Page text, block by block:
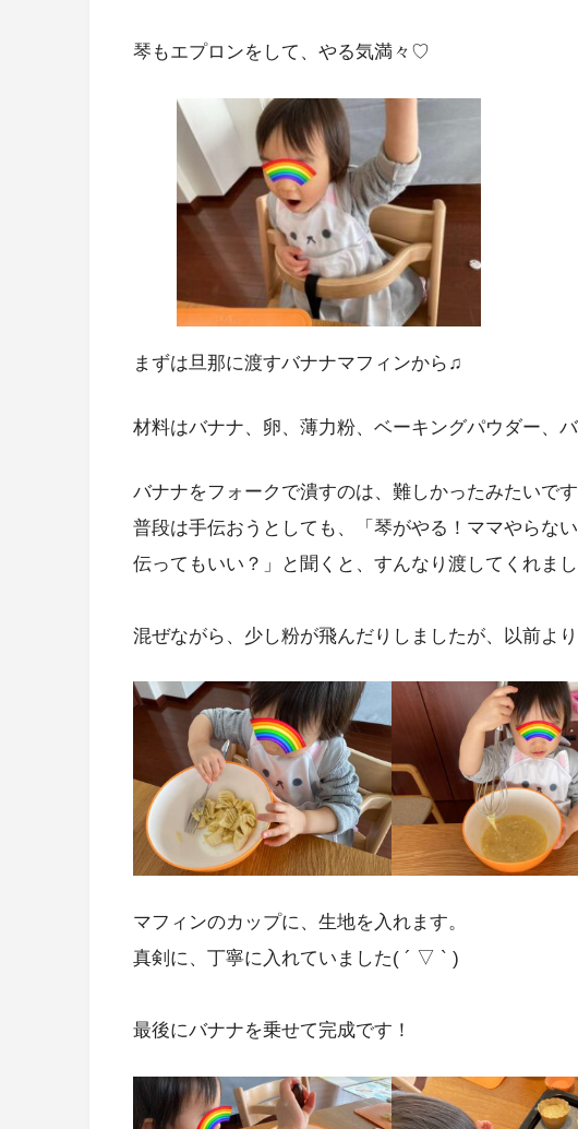
琴もエプロンをして、やる気満々♡
まずは旦那に渡すバナナマフィンから♫
材料はバナナ、卵、薄力粉、ベーキングパウダー、
バナナをフォークで潰すのは、難しかったみたいです
普段は手伝おうとしても、「琴がやる！ママやらな
伝ってもいい？」と聞くと、すんなり渡してくれま
混ぜながら、少し粉が飛んだりしましたが、以前よ
マフィンのカップに、生地を入れます。
真剣に、丁寧に入れていました( ´ ▽ ` )
最後にバナナを乗せて完成です！